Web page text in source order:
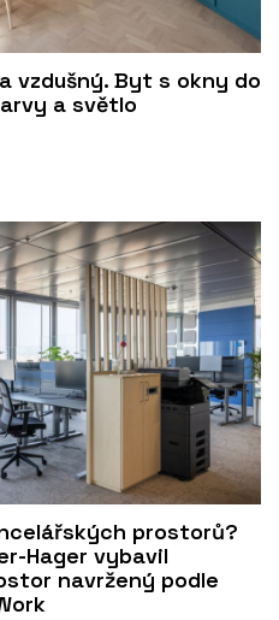
vzdušný. Byt s okny do
a světlo
prostorů?
Hager vybavil
navržený podle